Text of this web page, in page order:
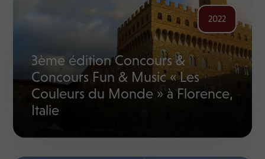
2022
3ème édition Concours &
Concours Fun & Music « Les
Couleurs du Monde » à Florence,
Italie